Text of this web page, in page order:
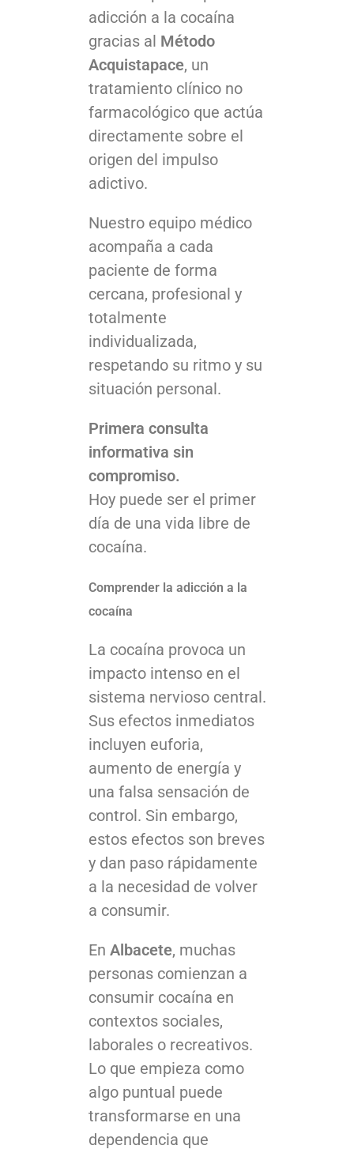
adicción a la cocaína
gracias al Método
Acquistapace, un
tratamiento clínico no
farmacológico que actúa
directamente sobre el
origen del impulso
adictivo.
Nuestro equipo médico
acompaña a cada
paciente de forma
cercana, profesional y
totalmente
individualizada,
respetando su ritmo y su
situación personal.
Primera consulta
informativa sin
compromiso.
Hoy puede ser el primer
día de una vida libre de
cocaína.
Comprender la adicción a la
cocaína
La cocaína provoca un
impacto intenso en el
sistema nervioso central.
Sus efectos inmediatos
incluyen euforia,
aumento de energía y
una falsa sensación de
control. Sin embargo,
estos efectos son breves
y dan paso rápidamente
a la necesidad de volver
a consumir.
En Albacete, muchas
personas comienzan a
consumir cocaína en
contextos sociales,
laborales o recreativos.
Lo que empieza como
algo puntual puede
transformarse en una
dependencia que